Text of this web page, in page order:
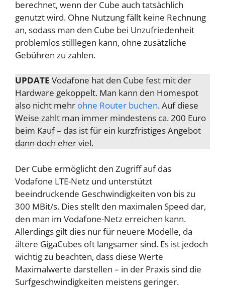
berechnet, wenn der Cube auch tatsächlich
genutzt wird. Ohne Nutzung fällt keine Rechnung
an, sodass man den Cube bei Unzufriedenheit
problemlos stilllegen kann, ohne zusätzliche
Gebühren zu zahlen.
UPDATE Vodafone hat den Cube fest mit der
Hardware gekoppelt. Man kann den Homespot
also nicht mehr ohne Router buchen. Auf diese
Weise zahlt man immer mindestens ca. 200 Euro
beim Kauf – das ist für ein kurzfristiges Angebot
dann doch eher viel.
Der Cube ermöglicht den Zugriff auf das
Vodafone LTE-Netz und unterstützt
beeindruckende Geschwindigkeiten von bis zu
300 MBit/s. Dies stellt den maximalen Speed dar,
den man im Vodafone-Netz erreichen kann.
Allerdings gilt dies nur für neuere Modelle, da
ältere GigaCubes oft langsamer sind. Es ist jedoch
wichtig zu beachten, dass diese Werte
Maximalwerte darstellen – in der Praxis sind die
Surfgeschwindigkeiten meistens geringer.